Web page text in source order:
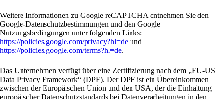
Weitere Informationen zu Google reCAPTCHA entnehmen Sie den
Google-Datenschutzbestimmungen und den Google
Nutzungsbedingungen unter folgenden Links:
https://policies.google.com/privacy?hl=de und
https://policies.google.com/terms?hl=de.
Das Unternehmen verfügt über eine Zertifizierung nach dem „EU-US
Data Privacy Framework“ (DPF). Der DPF ist ein Übereinkommen
zwischen der Europäischen Union und den USA, der die Einhaltung
europäischer Datenschutzstandards bei Datenverarbeitungen in den